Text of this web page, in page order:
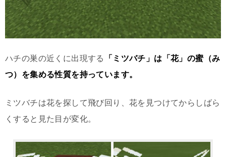
ハチの巣の近くに出現する
「ミツバチ」は「花」の蜜（み
つ）を集める性質を持っています。
ミツバチは花を探して飛び回り、花を見つけてからしばら
くすると見た目が変化。